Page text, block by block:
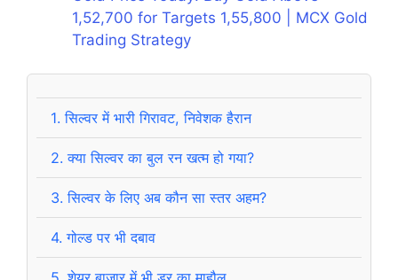
1,52,700 for Targets 1,55,800 | MCX Gold
Trading Strategy
1. सिल्वर में भारी गिरावट, निवेशक हैरान
2. क्या सिल्वर का बुल रन खत्म हो गया?
3. सिल्वर के लिए अब कौन सा स्तर अहम?
4. गोल्ड पर भी दबाव